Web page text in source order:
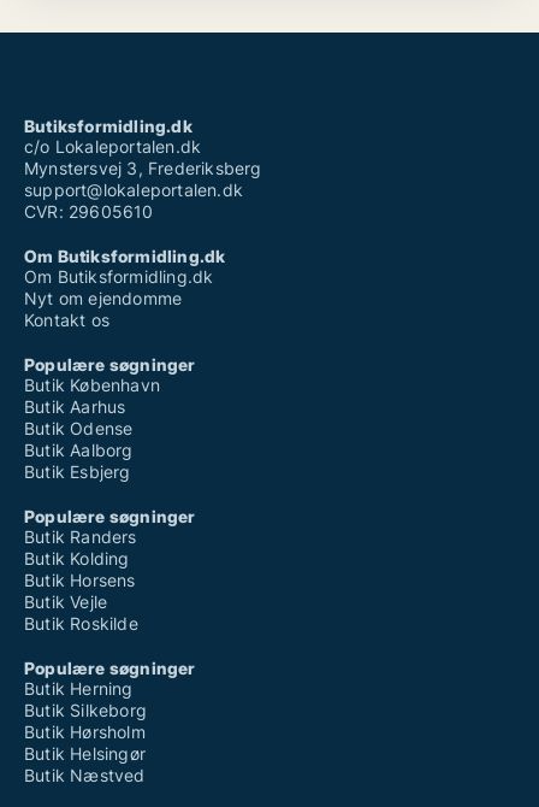
Butiksformidling.dk
c/o Lokaleportalen.dk
Mynstersvej 3, Frederiksberg
support@lokaleportalen.dk
CVR: 29605610
Om Butiksformidling.dk
Om Butiksformidling.dk
Nyt om ejendomme
Kontakt os
Populære søgninger
Butik København
Butik Aarhus
Butik Odense
Butik Aalborg
Butik Esbjerg
Populære søgninger
Butik Randers
Butik Kolding
Butik Horsens
Butik Vejle
Butik Roskilde
Populære søgninger
Butik Herning
Butik Silkeborg
Butik Hørsholm
Butik Helsingør
Butik Næstved